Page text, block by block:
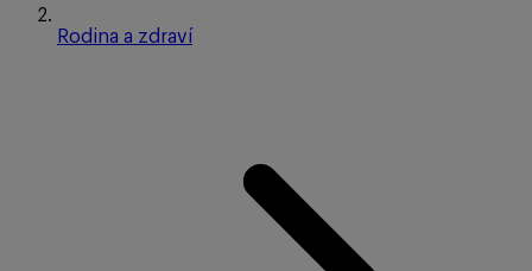
Rodina a zdraví